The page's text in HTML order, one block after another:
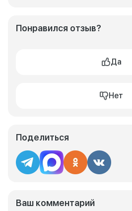
Понравился отзыв?
Да
Нет
Поделиться
Ваш комментарий